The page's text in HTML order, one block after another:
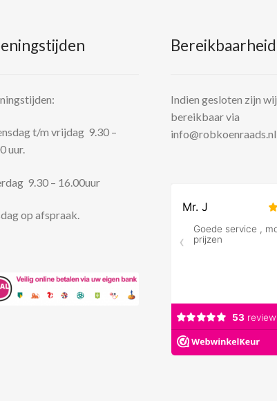
t/m vrijdag 9.30 –
uur.
9.30 – 16.00uur
op afspraak.
Bereikbaarheid
Indien gesloten zijn wij
bereikbaar via
info@robkoenraads.nl